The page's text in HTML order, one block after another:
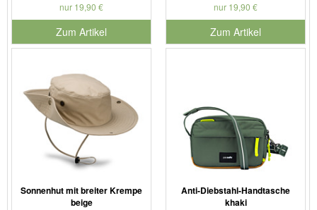
nur 19,90 €
Zum Artikel
nur 19,90 €
Zum Artikel
Sonnenhut mit breiter Krempe
beige
Anti-Diebstahl-Handtasche
khaki